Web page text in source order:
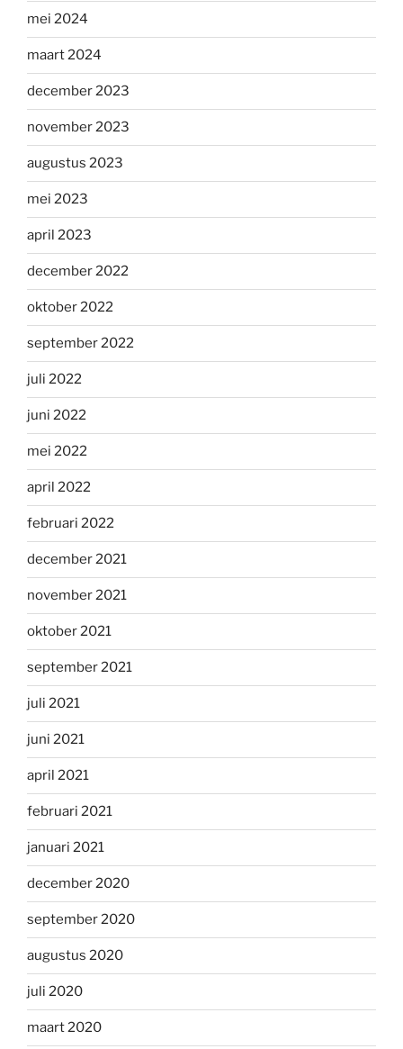
mei 2024
maart 2024
december 2023
november 2023
augustus 2023
mei 2023
april 2023
december 2022
oktober 2022
september 2022
juli 2022
juni 2022
mei 2022
april 2022
februari 2022
december 2021
november 2021
oktober 2021
september 2021
juli 2021
juni 2021
april 2021
februari 2021
januari 2021
december 2020
september 2020
augustus 2020
juli 2020
maart 2020